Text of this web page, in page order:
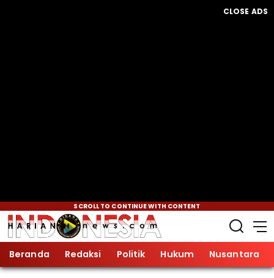
CLOSE ADS
SCROLL TO CONTINUE WITH CONTENT
Beranda Redaksi Politik Hukum Nusantara